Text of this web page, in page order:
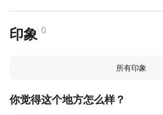
印象 0
所有印象
你觉得这个地方怎么样？